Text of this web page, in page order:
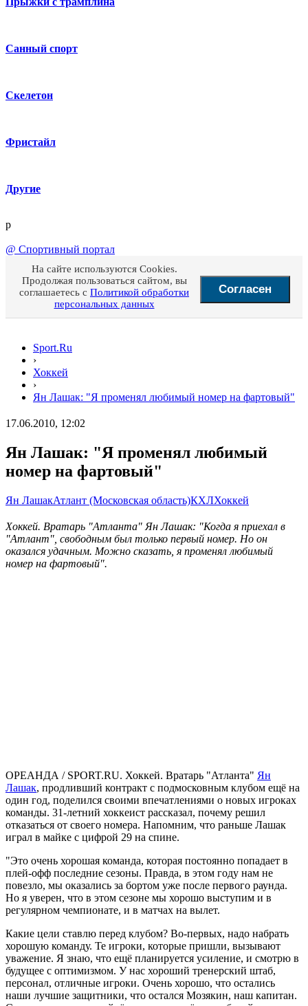
Санный спорт
Скелетон
Фристайл
Другие
p
@ Спортивный портал
На сайте используются Cookies.
Продолжая пользоваться сайтом, вы
соглашаетесь с Политикой обработки
персональных данных
Согласен
Sport.Ru
›
Хоккей
›
Ян Лашак: "Я променял любимый номер на фартовый"
17.06.2010, 12:02
Ян Лашак: "Я променял любимый
номер на фартовый"
Ян ЛашакАтлант (Московская область)КХЛХоккей
Хоккей. Вратарь "Атланта" Ян Лашак: "Когда я приехал в
"Атлант", свободным был только первый номер. Но он
оказался удачным. Можно сказать, я променял любимый
номер на фартовый".
ОРЕАНДА / SPORT.RU. Хоккей. Вратарь "Атланта" Ян
Лашак, продливший контракт с подмосковным клубом ещё на
один год, поделился своими впечатлениями о новых игроках
команды. 31-летний хоккеист рассказал, почему решил
отказаться от своего номера. Напомним, что раньше Лашак
играл в майке с цифрой 29 на спине.
"Это очень хорошая команда, которая постоянно попадает в
плей-офф последние сезоны. Правда, в этом году нам не
повезло, мы оказались за бортом уже после первого раунда.
Но я уверен, что в этом сезоне мы хорошо выступим и в
регулярном чемпионате, и в матчах на вылет.
Какие цели ставлю перед клубом? Во-первых, надо набрать
хорошую команду. Те игроки, которые пришли, вызывают
уважение. Я знаю, что ещё планируется усиление, и смотрю в
будущее с оптимизмом. У нас хороший тренерский штаб,
персонал, отличные игроки. Очень хорошо, что остались
наши лучшие защитники, что остался Мозякин, наш капитан.